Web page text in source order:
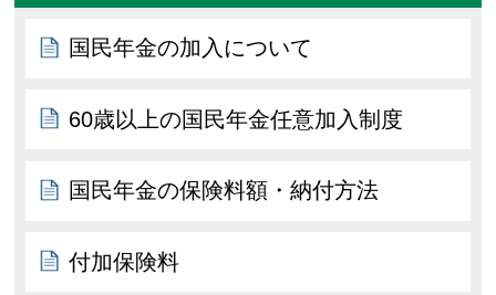
国民年金の加入について
60歳以上の国民年金任意加入制度
国民年金の保険料額・納付方法
付加保険料